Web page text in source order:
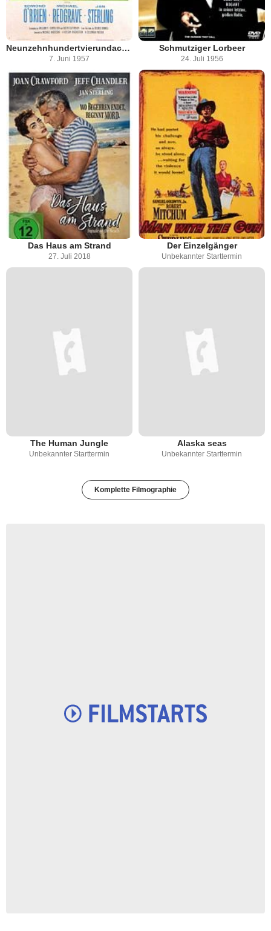
Neunzehnhundertvierundachtzig
7. Juni 1957
Schmutziger Lorbeer
24. Juli 1956
Das Haus am Strand
27. Juli 2018
Der Einzelgänger
Unbekannter Starttermin
The Human Jungle
Unbekannter Starttermin
Alaska seas
Unbekannter Starttermin
Komplette Filmographie